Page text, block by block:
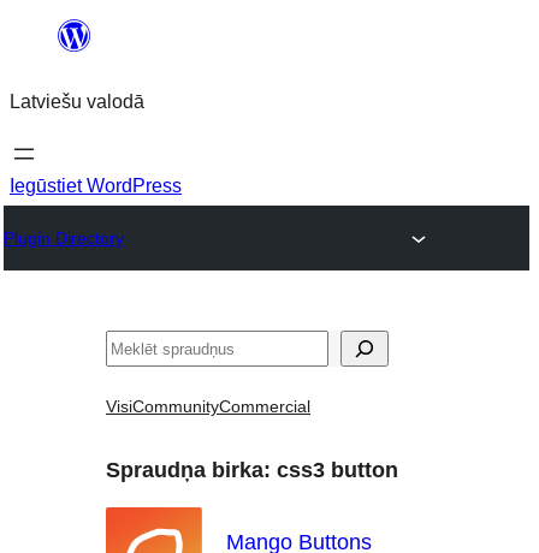
Pāriet
saturu
Latviešu valodā
Iegūstiet WordPress
Plugin Directory
Meklēt
VisiCommunityCommercial
Spraudņa birka: css3 button
Mango Buttons